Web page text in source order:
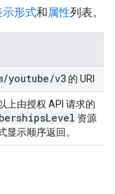
示形式和属性列表。
/youtube/v3 的 URI
上由授权 API 请求的
Level 资源
显示顺序返回。